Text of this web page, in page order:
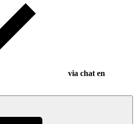
via chat en